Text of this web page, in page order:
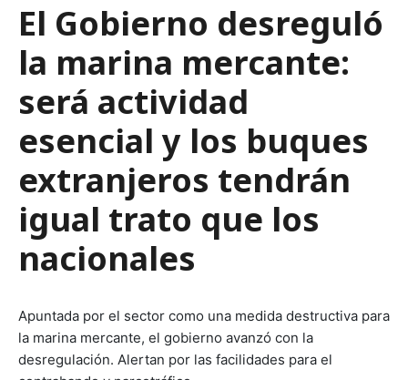
El Gobierno desreguló
la marina mercante:
será actividad
esencial y los buques
extranjeros tendrán
igual trato que los
nacionales
Apuntada por el sector como una medida destructiva para
la marina mercante, el gobierno avanzó con la
desregulación. Alertan por las facilidades para el